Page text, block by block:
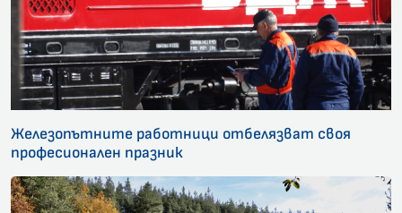
Железопътните работници отбелязват своя
професионален празник